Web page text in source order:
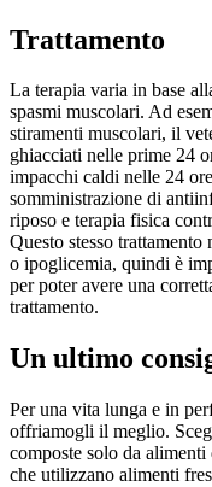
Trattamento
La terapia varia in base
spasmi muscolari. Ad
stiramenti muscolari, il
ghiacciati nelle prime 24
impacchi caldi nelle 24
somministrazione di
riposo e terapia fisica
Questo stesso
o ipoglicemia, quindi è
per poter avere una
trattamento.
Un ultimo
Per una vita lunga e in
offriamogli il meglio.
composte solo da
che utilizzano alimenti